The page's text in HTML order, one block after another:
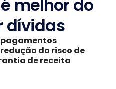
melhor do
dívidas
pagamentos
do risco de
de receita